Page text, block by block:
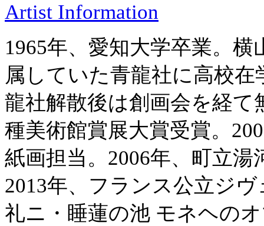
Artist Information
1965年、愛知大学卒業。
属していた青龍社に高校
龍社解散後は創画会を経て
種美術館賞展大賞受賞。
紙画担当。2006年、町立
2013年、フランス公立ジ
礼ニ・睡蓮の池 モネヘの